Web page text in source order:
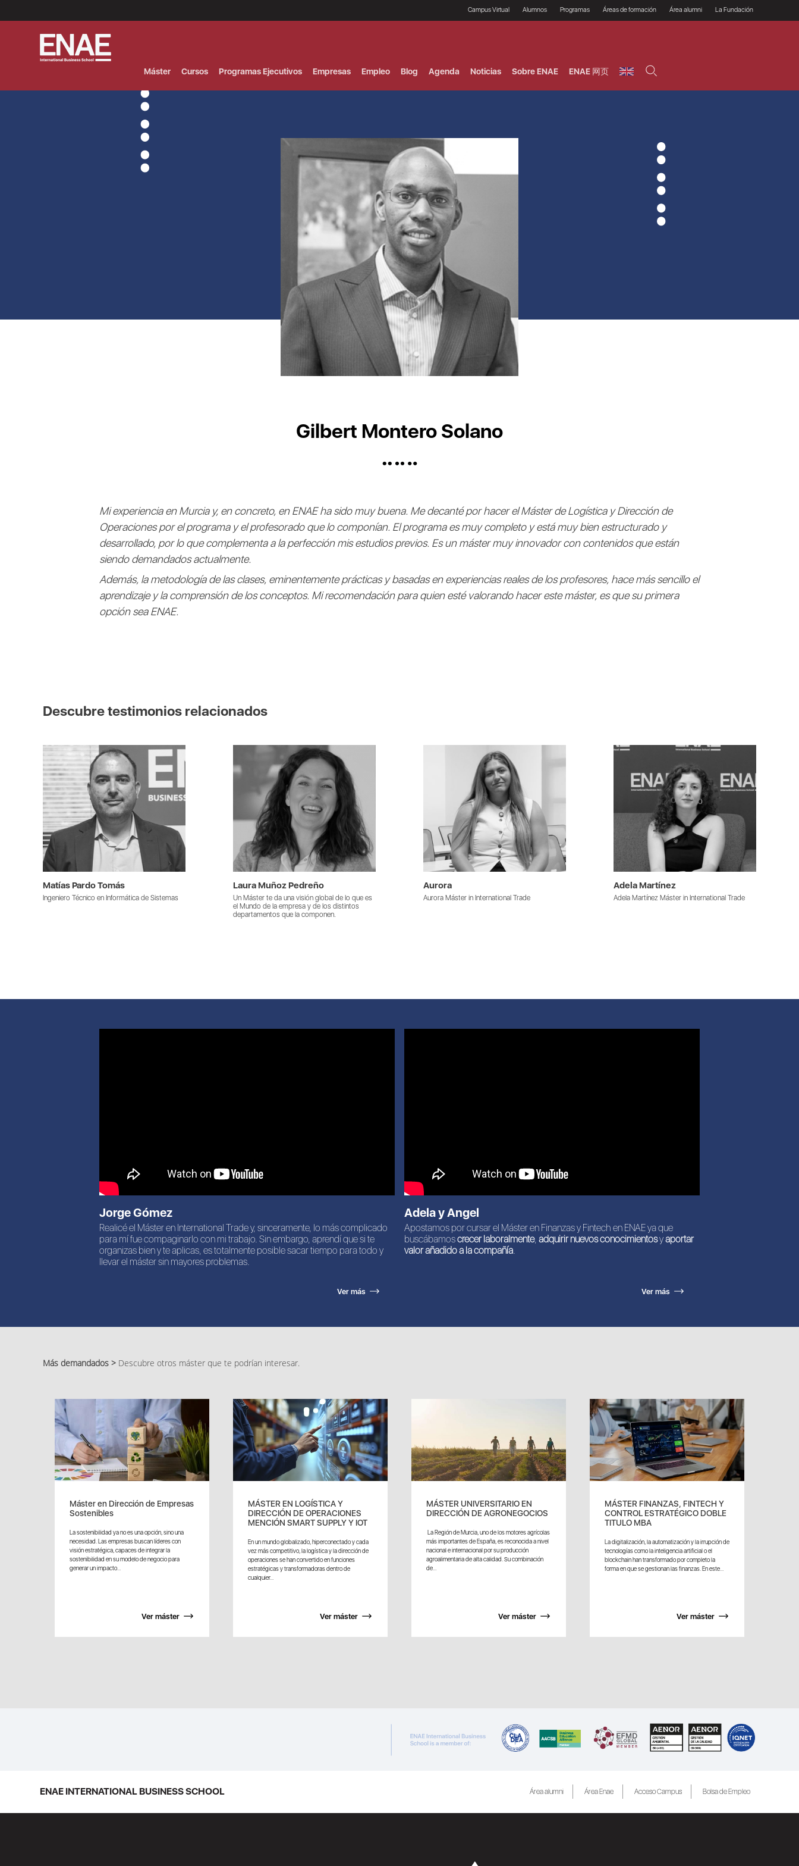
Campus Virtual Alumnos
Prácticas en empresas
Programas
Programas Ejecutivos
Áreas de formación
Riesgos
Dirección / Gestión /
Administración de
Área alumni La Fundación
Máster Cursos Programas Ejecutivos Empresas Empleo Blog Agenda Noticias Sobre ENAE ENAE 网页
Gilbert Montero Solano
Mi experiencia en Murcia y, en concreto, en ENAE ha sido muy buena. Me decanté por hacer el Máster de Logística y Dirección de
Operaciones por el programa y el profesorado que lo componían. El programa es muy completo y está muy bien estructurado y
desarrollado, por lo que complementa a la perfección mis estudios previos. Es un máster muy innovador con contenidos que están
siendo demandados actualmente.
Además, la metodología de las clases, eminentemente prácticas y basadas en experiencias reales de los profesores, hace más sencillo el
aprendizaje y la comprensión de los conceptos. Mi recomendación para quien esté valorando hacer este máster, es que su primera
opción sea ENAE.
Descubre testimonios relacionados
Matías Pardo Tomás
Ingeniero Técnico en Informática de Sistemas
Laura Muñoz Pedreño
Un Máster te da una visión global de lo que es
el Mundo de la empresa y de los distintos
departamentos que la componen.
Aurora
Aurora Máster in International Trade
Adela Martínez
Adela Martínez Máster in International Trade
Jorge Gómez
Realicé el Máster en International Trade y, sinceramente, lo más complicado
para mí fue compaginarlo con mi trabajo. Sin embargo, aprendí que si te
organizas bien y te aplicas, es totalmente posible sacar tiempo para todo y
llevar el máster sin mayores problemas.
Ver más
Adela y Angel
Apostamos por cursar el Máster en Finanzas y Fintech en ENAE ya que
buscábamoscrecer laboralmente, adquirir nuevos conocimientosyaportar
valor añadido a la compañía.
Ver más
Más demandados > Descubre otros máster que te podrían interesar.
Máster en Dirección de Empresas
Sostenibles
La sostenibilidad ya no es una opción, sino una
necesidad. Las empresas buscan líderes con
visión estratégica, capaces de integrar la
sostenibilidad en su modelo de negocio para
generar un impacto...
Ver máster
MÁSTER EN LOGÍSTICA Y
DIRECCIÓN DE OPERACIONES
MENCIÓN SMART SUPPLY Y IOT
En un mundo globalizado, hiperconectado y cada
vez más competitivo, la logística y la dirección de
operaciones se han convertido en funciones
estratégicas y transformadoras dentro de
cualquier...
Ver máster
MÁSTER UNIVERSITARIO EN
DIRECCIÓN DE AGRONEGOCIOS
La Región de Murcia, uno de los motores agrícolas
más importantes de España, es reconocida a nivel
nacional e internacional por su producción
agroalimentaria de alta calidad. Su combinación
de...
Ver máster
MÁSTER FINANZAS, FINTECH Y
CONTROL ESTRATÉGICO DOBLE
TITULO MBA
La digitalización, la automatización y la irrupción de
tecnologías como la inteligencia artificial o el
blockchain han transformado por completo la
forma en que se gestionan las finanzas. En este...
Ver máster
ENAE INTERNATIONAL BUSINESS SCHOOL Área alumni Área Enae Acceso Campus Bolsa de Empleo